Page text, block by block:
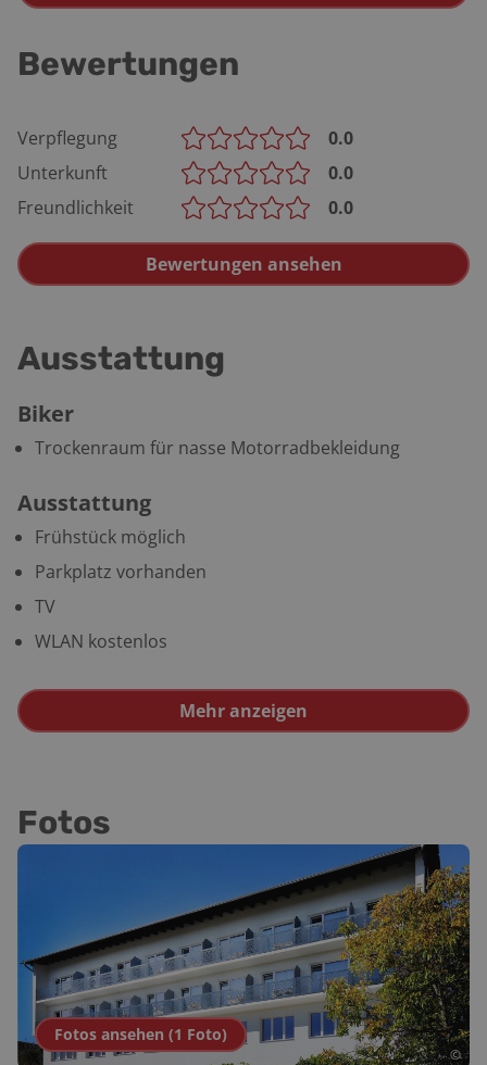
Bewertungen
Verpflegung
0.0
Unterkunft
0.0
Freundlichkeit
0.0
Bewertungen ansehen
Ausstattung
Biker
Trockenraum für nasse Motorradbekleidung
Ausstattung
Frühstück möglich
Parkplatz vorhanden
TV
WLAN kostenlos
Mehr anzeigen
Fotos
©
Fotos ansehen (1 Foto)